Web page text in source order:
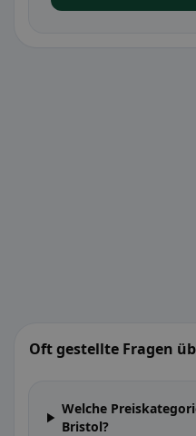
Oft gestellte Fragen
Welche
Bristol?